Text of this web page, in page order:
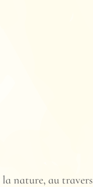
la nature, au travers